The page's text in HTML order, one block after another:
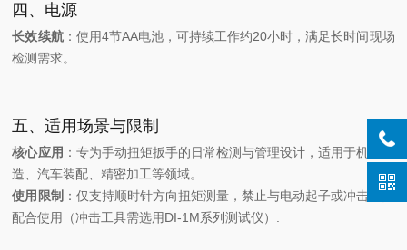
四、电源
长效续航：使用4节AA电池，可持续工作约20小时，满足长时间现场
检测需求。
五、适用场景与限制
核心应用 ：专为手动扭矩扳手的日常检测与管理设计，适用于机械制
造、汽车装配、精密加工等领域。
使用限制 ：仅支持顺时针方向扭矩测量，禁止与电动起子或冲击工具
配合使用（冲击工具需选用DI-1M系列测试仪）.